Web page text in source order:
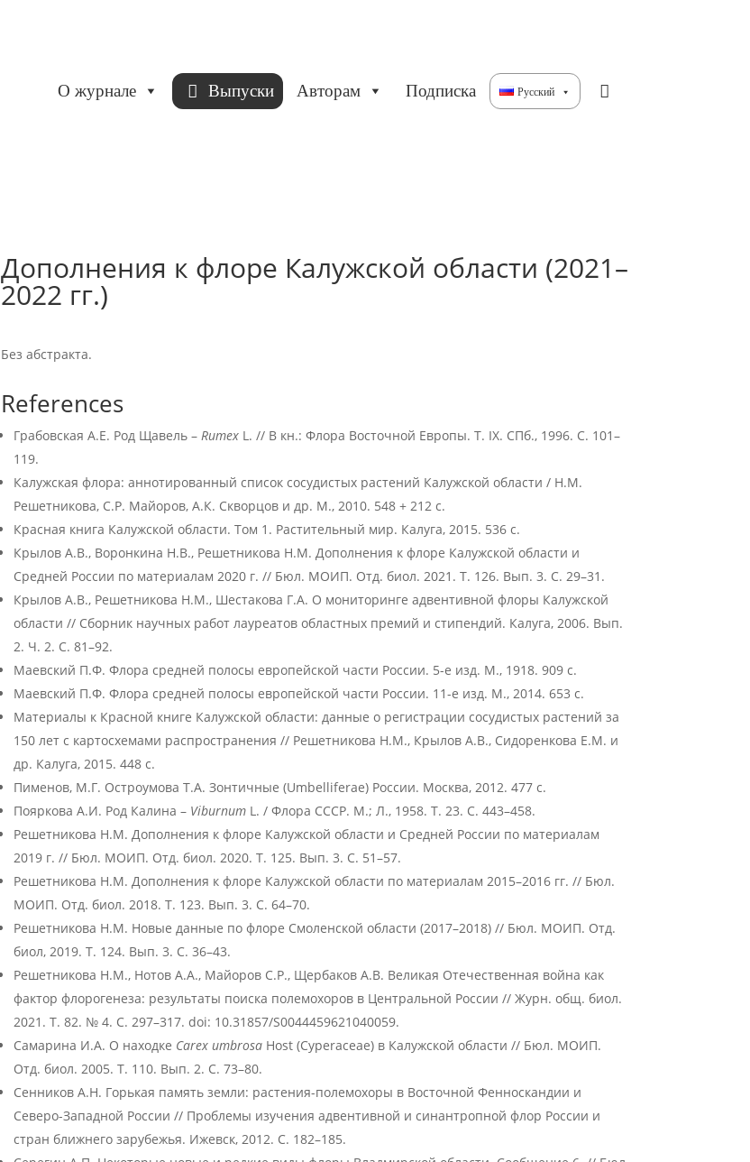
О журнале Выпуски Авторам Подписка Русский
Дополнения к флоре Калужской области (2021–
2022 гг.)
Без абстракта.
References
Грабовская А.Е. Род Щавель –RumexL. // В кн.: Флора Восточной Европы. Т. IX. СПб., 1996. С. 101–
119.
Калужская флора: аннотированный список сосудистых растений Калужской области / Н.М.
Решетникова, С.Р. Майоров, А.К. Скворцов и др. М., 2010. 548 + 212 с.
Красная книга Калужской области. Том 1. Растительный мир. Калуга, 2015. 536 с.
Крылов А.В., Воронкина Н.В., Решетникова Н.М. Дополнения к флоре Калужской области и
Средней России по материалам 2020 г. // Бюл. МОИП. Отд. биол. 2021. Т. 126. Вып. 3. С. 29–31.
Крылов А.В., Решетникова Н.М., Шестакова Г.А. О мониторинге адвентивной флоры Калужской
области // Сборник научных работ лауреатов областных премий и стипендий. Калуга, 2006. Вып.
2. Ч. 2. С. 81–92.
Маевский П.Ф. Флора средней полосы европейской части России. 5-е изд. М., 1918. 909 с.
Маевский П.Ф. Флора средней полосы европейской части России. 11-е изд. М., 2014. 653 с.
Материалы к Красной книге Калужской области: данные о регистрации сосудистых растений за
150 лет с картосхемами распространения // Решетникова Н.М., Крылов А.В., Сидоренкова Е.М. и
др. Калуга, 2015. 448 с.
Пименов, М.Г. Остроумова Т.А. Зонтичные (Umbelliferae) России. Москва, 2012. 477 с.
Пояркова А.И. Род Калина –ViburnumL. / Флора СССР. М.; Л., 1958. Т. 23. С. 443–458.
Решетникова Н.М. Дополнения к флоре Калужской области и Средней России по материалам
2019 г. // Бюл. МОИП. Отд. биол. 2020. Т. 125. Вып. 3. С. 51–57.
Решетникова Н.М. Дополнения к флоре Калужской области по материалам 2015–2016 гг. // Бюл.
МОИП. Отд. биол. 2018. Т. 123. Вып. 3. С. 64–70.
Решетникова Н.М. Новые данные по флоре Смоленской области (2017–2018) // Бюл. МОИП. Отд.
биол, 2019. Т. 124. Вып. 3. С. 36–43.
Решетникова Н.М., Нотов А.А., Майоров С.Р., Щербаков А.В. Великая Отечественная война как
фактор флорогенеза: результаты поиска полемохоров в Центральной России // Журн. общ. биол.
2021. Т. 82. № 4. С. 297–317. doi: 10.31857/S0044459621040059.
Самарина И.А. О находке Carex umbrosaHost (Cyperaceae) в Калужской области // Бюл. МОИП.
Отд. биол. 2005. Т. 110. Вып. 2. С. 73–80.
Сенников А.Н. Горькая память земли: растения-полемохоры в Восточной Фенноскандии и
Северо-Западной России // Проблемы изучения адвентивной и синантропной флор России и
стран ближнего зарубежья. Ижевск, 2012. С. 182–185.